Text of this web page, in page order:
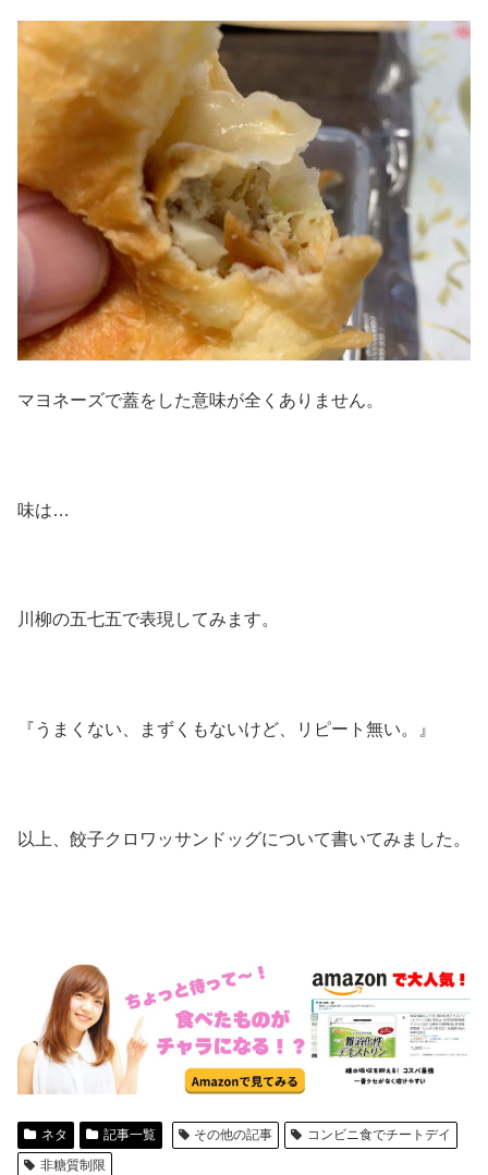
マヨネーズで蓋をした意味が全くありません。
味は…
川柳の五七五で表現してみます。
『うまくない、まずくもないけど、リピート無い。』
以上、餃子クロワッサンドッグについて書いてみました。
ネタ 記事一覧 その他の記事
コンビニ食でチートデイ
非糖質制限